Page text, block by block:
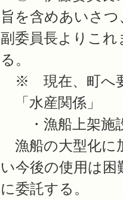
旨を含めあいさ
副委員長よりこ
る。
※ 現在、町へ要
「水産関係」
・漁船上架施
漁船の大型化に
い今後の使用は
に委託する。